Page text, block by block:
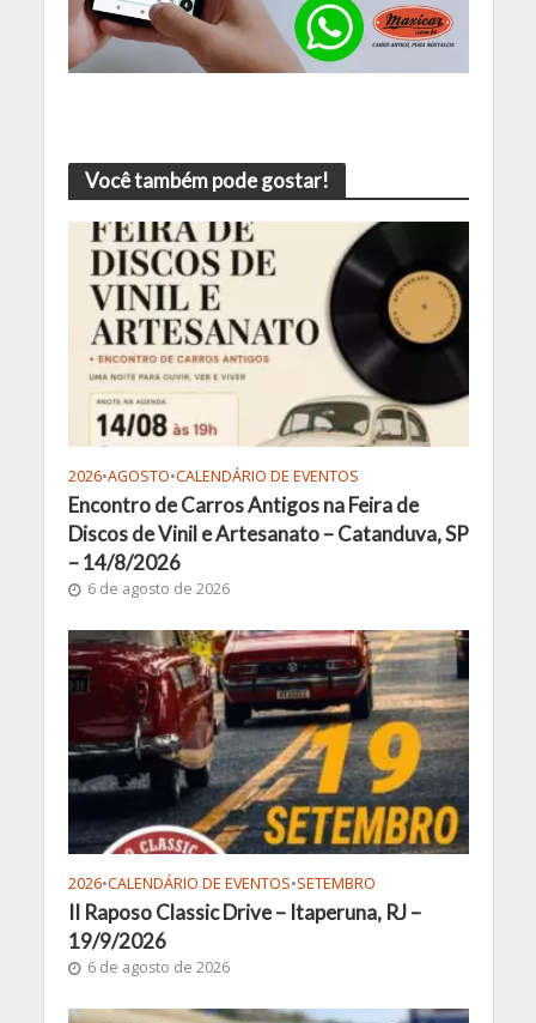
Você também pode gostar!
2026•AGOSTO•CALENDÁRIO DE EVENTOS
Encontro de Carros Antigos na Feira de
Discos de Vinil e Artesanato – Catanduva, SP
– 14/8/2026
6 de agosto de 2026
2026•CALENDÁRIO DE EVENTOS•SETEMBRO
II Raposo Classic Drive – Itaperuna, RJ –
19/9/2026
6 de agosto de 2026